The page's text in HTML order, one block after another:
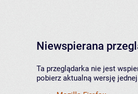
Niewspierana
Ta przeglądarka nie jest
pobierz aktualną wersję